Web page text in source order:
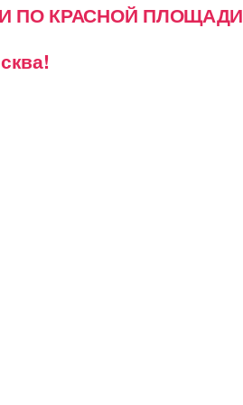
ПО КРАСНОЙ ПЛОЩАДИ